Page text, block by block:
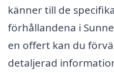
känner till de
förhållandena i
en offert kan du
detaljerad